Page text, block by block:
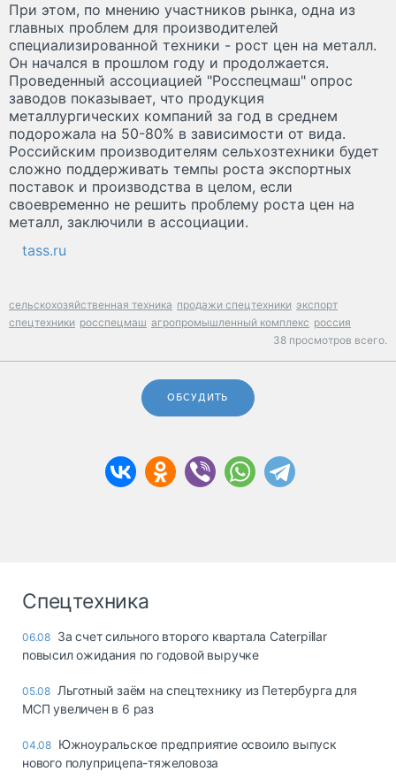
При этом, по мнению участников рынка, одна из
главных проблем для производителей
специализированной техники - рост цен на металл.
Он начался в прошлом году и продолжается.
Проведенный ассоциацией "Росспецмаш" опрос
заводов показывает, что продукция
металлургических компаний за год в среднем
подорожала на 50-80% в зависимости от вида.
Российским производителям сельхозтехники будет
сложно поддерживать темпы роста экспортных
поставок и производства в целом, если
своевременно не решить проблему роста цен на
металл, заключили в ассоциации.
tass.ru
сельскохозяйственная техника продажи спецтехники экспорт
спецтехники росспецмаш агропромышленный комплекс россия
38 просмотров всего.
ОБСУДИТЬ
Спецтехника
06.08 За счет сильного второго квартала Caterpillar
повысил ожидания по годовой выручке
05.08 Льготный заём на спецтехнику из Петербурга для
МСП увеличен в 6 раз
04.08 Южноуральское предприятие освоило выпуск
нового полуприцепа-тяжеловоза